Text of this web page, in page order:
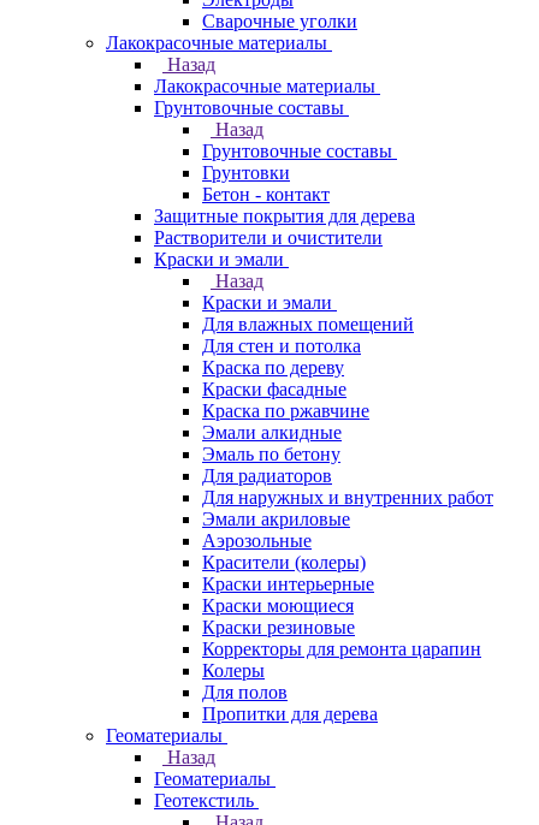
Сварочные уголки
Лакокрасочные материалы
Назад
Лакокрасочные материалы
Грунтовочные составы
Назад
Грунтовочные составы
Грунтовки
Бетон - контакт
Защитные покрытия для дерева
Растворители и очистители
Краски и эмали
Назад
Краски и эмали
Для влажных помещений
Для стен и потолка
Краска по дереву
Краски фасадные
Краска по ржавчине
Эмали алкидные
Эмаль по бетону
Для радиаторов
Для наружных и внутренних работ
Эмали акриловые
Аэрозольные
Красители (колеры)
Краски интерьерные
Краски моющиеся
Краски резиновые
Корректоры для ремонта царапин
Колеры
Для полов
Пропитки для дерева
Геоматериалы
Назад
Геоматериалы
Геотекстиль